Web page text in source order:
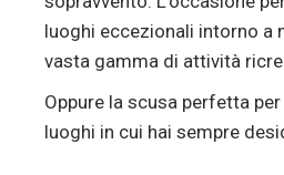
luoghi eccezionali intorno a
vasta gamma di attività
Oppure la scusa perfetta
luoghi in cui hai sempre